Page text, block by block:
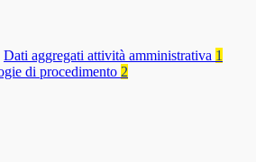
Dati aggregati attività amministrativa 1
di procedimento 2